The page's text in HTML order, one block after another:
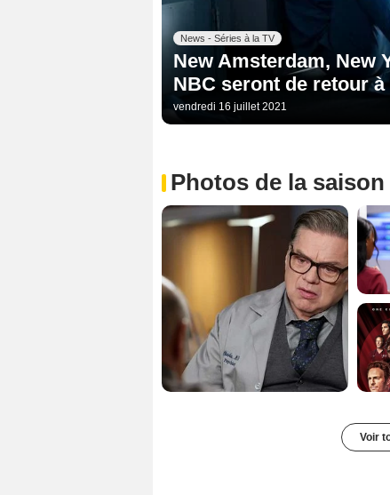
News - Séries à la TV
New Amsterdam, New
NBC seront de retour
vendredi 16 juillet 2021
Photos de la saison
Voir